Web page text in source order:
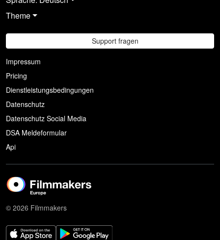
Theme
Support fragen
Impressum
Pricing
Dienstleistungsbedingungen
Datenschutz
Datenschutz Social Media
DSA Meldeformular
Api
© 2026 Filmmakers